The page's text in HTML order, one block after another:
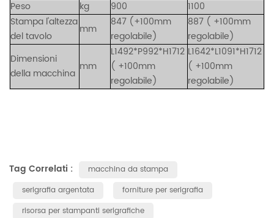
Peso kg 900
1100
Stampa l'altezza
del tavolo
mm
847 (+100mm
regolabile)
887 ( +100mm
regolabile)
Dimensioni
della macchina
mm
L1492*P992*H1712
( +100mm
regolabile)
L1642*L1091*H1712
( +100mm
regolabile)
Tag Correlati :
macchina da stampa
serigrafia argentata
forniture per serigrafia
risorsa per stampanti serigrafiche